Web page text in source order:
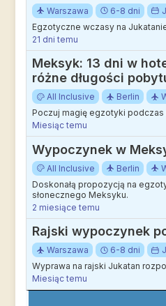
Warszawa 6-8 dni
Egzotyczne wczasy na
21 dni temu
Meksyk: 13 dni w
różne długości
All Inclusive Berlin
Poczuj magię egzotyki podczas
Miesiąc temu
Wypoczynek w
All Inclusive Berlin
Doskonałą propozycją na
słonecznego Meksyku.
2 miesiące temu
Rajski wypoczynek
Warszawa 6-8 dni
Wyprawa na rajski Jukatan
Miesiąc temu